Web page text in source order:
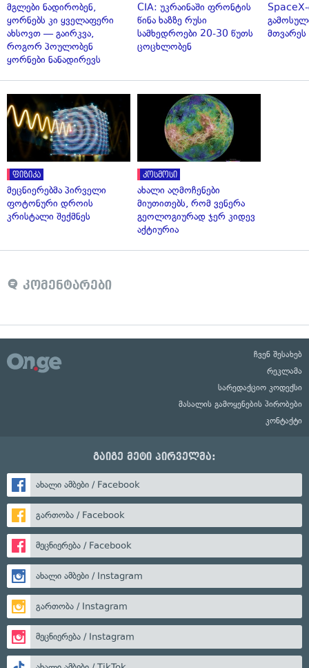
მგლები ნადირობენ,
ყორნებს კი ყველაფერი
ახსოვთ — გაირკვა,
როგორ პოულობენ
ყორნები ნანადირევს
CIA: უკრაინაში ფრონტის
წინა ხაზზე რუსი
სამხედროები 20-30 წუთს
ცოცხლობენ
მთვარეს
ფიზიკა
მეცნიერებმა პირველი
ფოტონური დროის
კრისტალი შექმნეს
კოსმოსი
ახალი აღმოჩენები
მიუთითებს, რომ ვენერა
გეოლოგიურად ჯერ კიდევ
აქტიურია
კომენტარები
ჩვენ შესახებ
რეკლამა
სარედაქციო კოდექსი
მასალის გამოყენების პირობები
კონტაქტი
გაიგე მეტი პირველმა:
ახალი ამბები / Facebook
გართობა / Facebook
მეცნიერება / Facebook
ახალი ამბები / Instagram
გართობა / Instagram
მეცნიერება / Instagram